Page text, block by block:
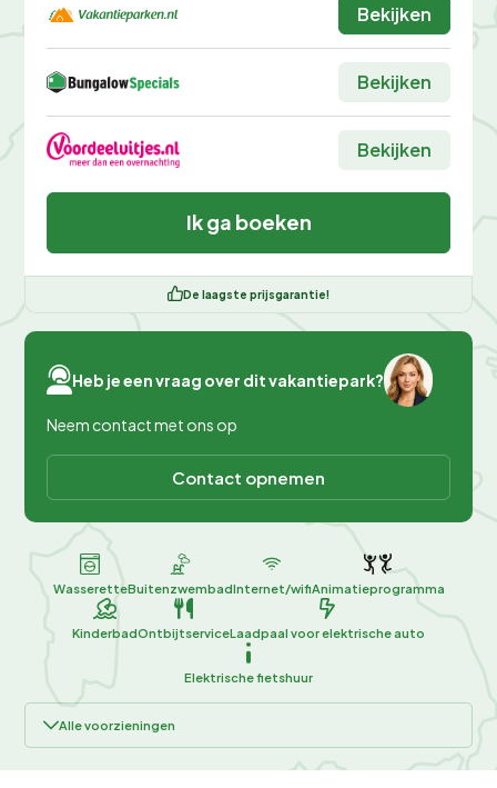
Bekijken
Bekijken
Bekijken
Ik ga boeken
De laagste prijsgarantie!
Heb je een vraag over dit vakantiepark?
Neem contact met ons op
Contact opnemen
WasseretteBuitenzwembadInternet/wifiAnimatieprogramma
KinderbadOntbijtserviceLaadpaal voor elektrische auto
Elektrische fietshuur
Alle voorzieningen